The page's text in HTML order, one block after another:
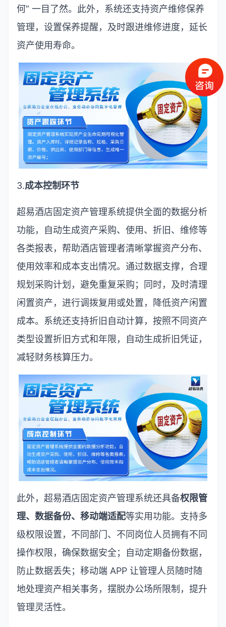
何” 一目了然。此外，系统还支持资产维修保养
管理，设置保养提醒，及时跟进维修进度，延长
资产使用寿命。
3.成本控制环节
超易酒店固定资产管理系统提供全面的数据分析
功能，自动生成资产采购、使用、折旧、维修等
各类报表，帮助酒店管理者清晰掌握资产分布、
使用效率和成本支出情况。通过数据支撑，合理
规划采购计划，避免重复采购；同时，及时清理
闲置资产，进行调拨复用或处置，降低资产闲置
成本。系统还支持折旧自动计算，按照不同资产
类型设置折旧方式和年限，自动生成折旧凭证，
减轻财务核算压力。
此外，超易酒店固定资产管理系统还具备权限管
理、数据备份、移动端适配等实用功能。支持多
级权限设置，不同部门、不同岗位人员拥有不同
操作权限，确保数据安全；自动定期备份数据，
防止数据丢失；移动端 APP 让管理人员随时随
地处理资产相关事务，摆脱办公场所限制，提升
管理灵活性。